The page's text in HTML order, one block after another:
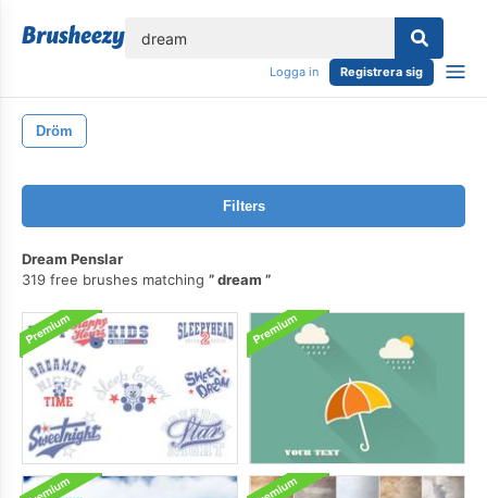
Logga in Registrera sig
Dröm
Filters
Dream Penslar
319 free brushes matching
dream